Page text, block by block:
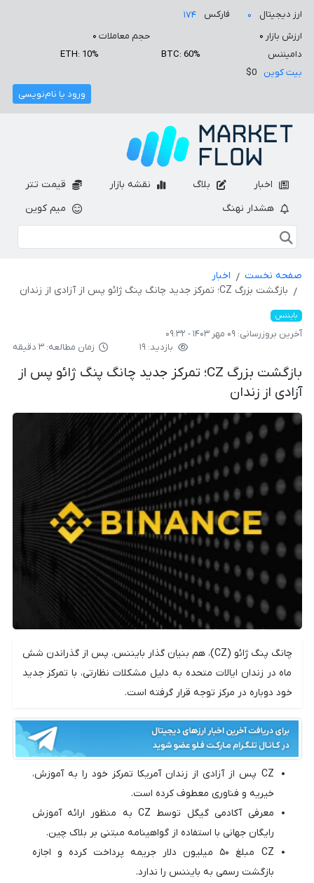
ارز دیجیتال ۰ فارکس
۱۷۴
ارزش بازار ۰ حجم معاملات ۰
دامیننس
BTC: 60%
ETH: 10%
بیت کوین
$0
ورود یا نام‌نویسی
اخبار بلاگ نقشه بازار
قیمت تتر
هشدار نهنگ
میم کوین
صفحه نخست
اخبار
بازگشت بزرگ CZ؛ تمرکز جدید چانگ پنگ ژائو پس از آزادی از زندان
بایننس
آخرین بروزرسانی: ۰۹ مهر ۱۴۰۳ - ۰۹:۳۲
بازدید: ۱۹
زمان مطالعه: ۳ دقیقه
بازگشت بزرگ CZ؛ تمرکز جدید چانگ پنگ ژائو پس از
آزادی از زندان
چانگ پنگ ژائو (CZ)، هم بنیان گذار بایننس، پس از گذراندن شش
ماه در زندان ایالات متحده به دلیل مشکلات نظارتی، با تمرکز جدید
خود دوباره در مرکز توجه قرار گرفته است.
CZ پس از آزادی از زندان آمریکا تمرکز خود را به آموزش،
خیریه و فناوری معطوف کرده است.
معرفی آکادمی گیگل توسط CZ به منظور ارائه آموزش
رایگان جهانی با استفاده از گواهینامه مبتنی بر بلاک چین.
CZ مبلغ ۵۰ میلیون دلار جریمه پرداخت کرده و اجازه
بازگشت رسمی به بایننس را ندارد.